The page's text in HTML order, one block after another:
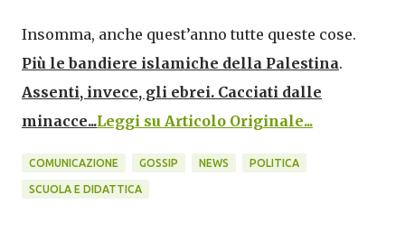
Insomma, anche quest’anno tutte queste cose.
Più le bandiere islamiche della Palestina.
Assenti, invece, gli ebrei. Cacciati dalle
minacce...Leggi su Articolo Originale...
COMUNICAZIONE GOSSIP NEWS POLITICA
SCUOLA E DIDATTICA